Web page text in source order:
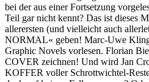
bei der aus einer Fortsetzung
Teil gar nicht kennt? Das ist dieses
allerersten (und vielleicht auch
NORMAL« geben! Marc-Uwe
Graphic Novels vorlesen. Florian
COVER zeichnen! Und wird Jan
KOFFER voller Schrottwichtel-